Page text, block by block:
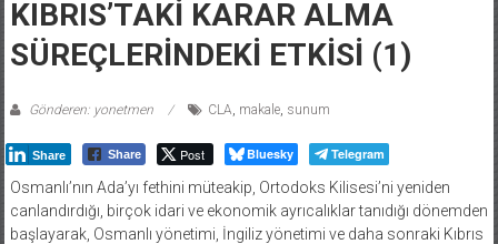
KIBRIS’TAKİ KARAR ALMA
SÜREÇLERİNDEKİ ETKİSİ (1)
Gönderen: yonetmen CLA, makale, sunum
Share Share Post Bluesky Telegram
Osmanlı’nın Ada’yı fethini müteakip, Ortodoks Kilisesi’ni yeniden
canlandırdığı, birçok idari ve ekonomik ayrıcalıklar tanıdığı dönemden
başlayarak, Osmanlı yönetimi, İngiliz yönetimi ve daha sonraki Kıbrıs